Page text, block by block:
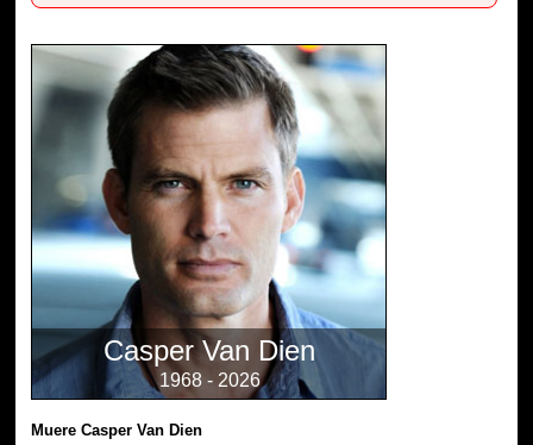
Casper Van Dien
1968 - 2026
Muere Casper Van Dien